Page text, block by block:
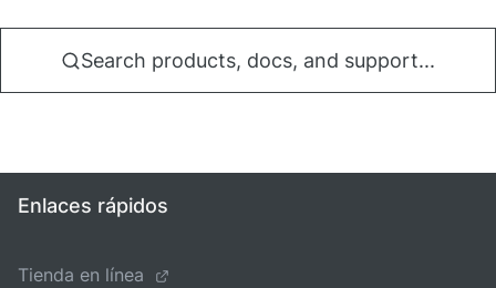
Search products, docs, and support...
Enlaces rápidos
Tienda en línea